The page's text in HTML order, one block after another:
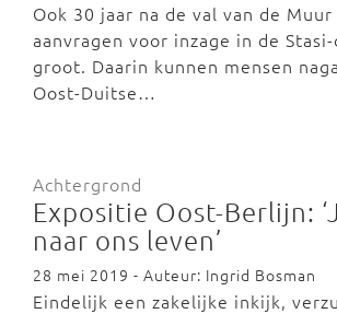
Ook 30 jaar na de val van de
aanvragen voor inzage in de
groot. Daarin kunnen mensen
Oost-Duitse…
Achtergrond
Expositie Oost-Berlijn:
naar ons leven’
28 mei 2019 - Auteur: Ingrid Bosman
Eindelijk een zakelijke inkijk,